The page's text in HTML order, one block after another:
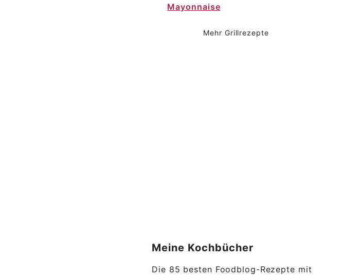
Mayonnaise
Mehr Grillrezepte
Meine Kochbücher
Die 85 besten Foodblog-Rezepte mit